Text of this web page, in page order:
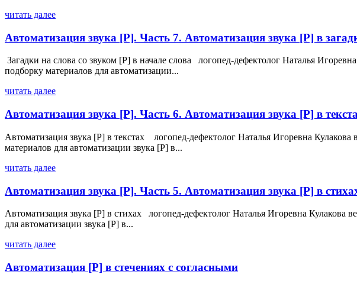
читать далее
Автоматизация звука [Р]. Часть 7. Автоматизация звука [Р] в
Загадки на слова со звуком [Р] в начале слова логопед-дефектолог Наталья
подборку материалов для автоматизации...
читать далее
Автоматизация звука [Р]. Часть 6. Автоматизация звука [Р] в
Автоматизация звука [Р] в текстах логопед-дефектолог Наталья Игоревна
материалов для автоматизации звука [Р] в...
читать далее
Автоматизация звука [Р]. Часть 5. Автоматизация звука [Р] в
Автоматизация звука [Р] в стихах логопед-дефектолог Наталья Игоревна
для автоматизации звука [Р] в...
читать далее
Автоматизация [Р] в стечениях с согласными